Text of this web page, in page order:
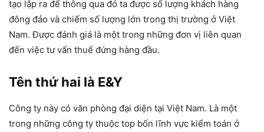
tạo lập ra để thông qua đó ta được số lượng khách hàng
đông đảo và chiếm số lượng lớn trong thị trường ở Việt
Nam. Được đánh giá là một trong những đơn vị liên quan
đến việc tư vấn thuế đứng hàng đầu.
Tên thứ hai là E&Y
Công ty này có văn phòng đại diện tại Việt Nam. Là một
trong những công ty thuộc top bốn lĩnh vực kiểm toán ở